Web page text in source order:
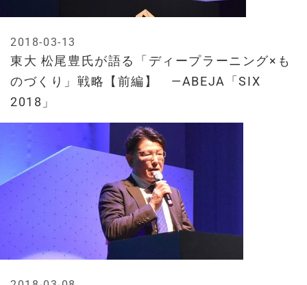
東大 松尾豊氏が語る「ディープラーニング×も
のづくり」戦略【前編】 —ABEJA「SIX
2018」
2018-03-13